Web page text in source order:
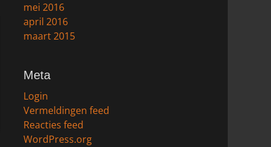
mei 2016
april 2016
maart 2015
Meta
Login
Vermeldingen feed
Reacties feed
WordPress.org